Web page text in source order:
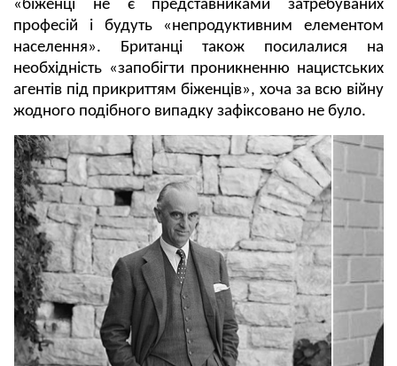
«біженці не є представниками затребуваних
професій і будуть «непродуктивним елементом
населення». Британці також посилалися на
необхідність «запобігти проникненню нацистських
агентів під прикриттям біженців», хоча за всю війну
жодного подібного випадку зафіксовано не було.